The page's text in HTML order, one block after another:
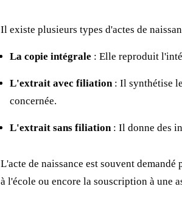
Il existe plusieurs types d'actes de
La copie intégrale : Elle reproduit
L'extrait avec filiation: Il synthétise
concernée.
L'extrait sans filiation: Il donne des
L'acte de naissance est souvent
à l'école ou encore la souscription à une